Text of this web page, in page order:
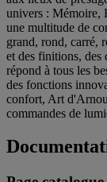
univers : Mémoire,
une multitude de
grand, rond, carré,
et des finitions, des
répond à tous les
des fonctions
confort, Art
commandes de